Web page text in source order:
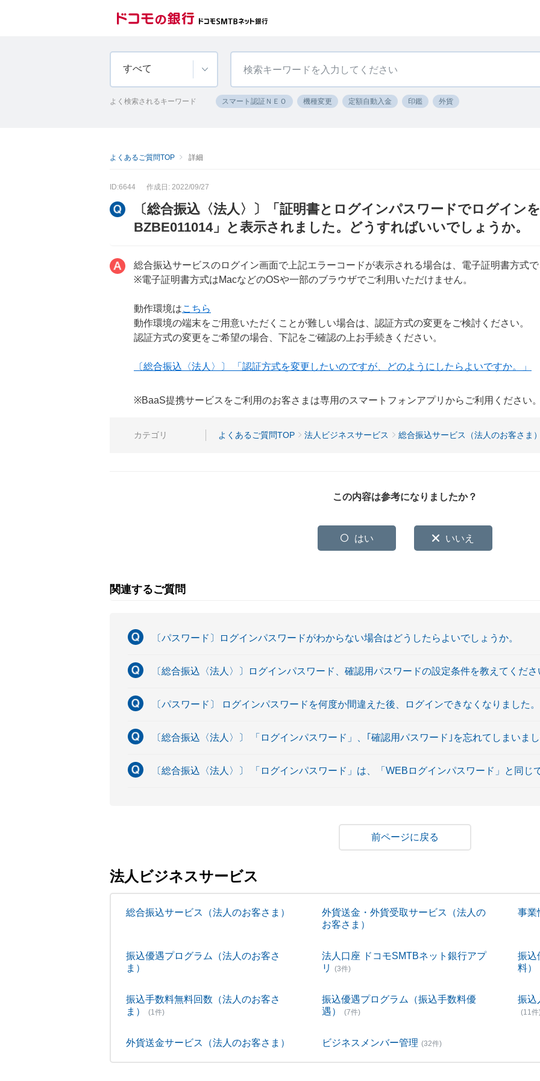
すべて
よく検索されるキーワード スマート認証ＮＥＯ 機種変更 定額自動入金 印鑑 外貨
よくあるご質問TOP 詳細
ID:6644 作成日: 2022/09/27
〔総合振込〈法人〉〕「証明書とログインパスワードでログイン
BZBE011014」と表示されました。どうすればいいでしょうか。
総合振込サービスのログイン画面で上記エラーコードが表示される場合は、電子証明書方式
※電子証明書方式はMacなどのOSや一部のブラウザでご利用いただけません。
動作環境はこちら
動作環境の端末をご用意いただくことが難しい場合は、認証方式の変更をご検討ください。
認証方式の変更をご希望の場合、下記をご確認の上お手続きください。
〔総合振込〈法人〉〕 「認証方式を変更したいのですが、どのようにしたらよいですか。」
※BaaS提携サービスをご利用のお客さまは専用のスマートフォンアプリからご利用ください。
カテゴリ よくあるご質問TOP 法人ビジネスサービス 総合振込サービス（法人のお客さま）
この内容は参考になりましたか？
はい いいえ
関連するご質問
〔パスワード〕ログインパスワードがわからない場合はどうしたらよいでしょうか。
〔総合振込〈法人〉〕ログインパスワード、確認用パスワードの設定条件を教えてくださ
〔パスワード〕 ログインパスワードを何度か間違えた後、ログインできなくなりました。
〔総合振込〈法人〉〕 「ログインパスワード」、｢確認用パスワード｣を忘れてしまいま
〔総合振込〈法人〉〕 「ログインパスワード」は、「WEBログインパスワード」と同じ
戻る
法人ビジネスサービス
総合振込サービス（法人のお客さま）
外貨送金・外貨受取サービス（法人の
お客さま）
事業
振込優遇プログラム（法人のお客さ
ま）
法人口座 ドコモSMTBネット銀行アプ
リ
(3件)
振込
料）
振込手数料無料回数（法人のお客さ
ま）
(1件)
振込優遇プログラム（振込手数料優
遇）
(7件)
振込
(11件
外貨送金サービス（法人のお客さま） ビジネスメンバー管理 (32件)